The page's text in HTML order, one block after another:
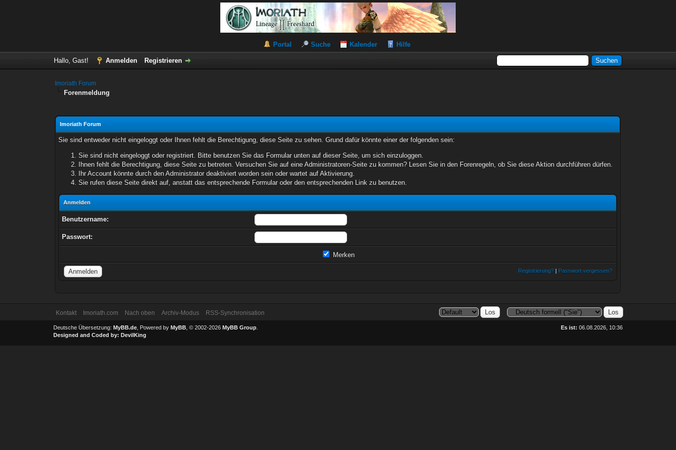
Portal Suche Kalender Hilfe
Hallo, Gast! Anmelden Registrieren
Imoriath Forum
Forenmeldung
Imoriath Forum
Sie sind entweder nicht eingeloggt oder Ihnen fehlt die Berechtigung, diese Seite zu sehen. Grund dafür könnte einer der folgenden sein:
Sie sind nicht eingeloggt oder registriert. Bitte benutzen Sie das Formular unten auf dieser Seite, um sich einzuloggen.
Ihnen fehlt die Berechtigung, diese Seite zu betreten. Versuchen Sie auf eine Administratoren-Seite zu kommen? Lesen Sie in den Forenregeln, ob Sie diese Aktion durchführen dürfen.
Ihr Account könnte durch den Administrator deaktiviert worden sein oder wartet auf Aktivierung.
Sie rufen diese Seite direkt auf, anstatt das entsprechende Formular oder den entsprechenden Link zu benutzen.
Anmelden
Benutzername:
Passwort:
Merken
Registrierung? | Passwort vergessen?
Kontakt Imoriath.com Nach oben Archiv-Modus RSS-Synchronisation
Es ist: 06.08.2026, 10:36
Deutsche Übersetzung: MyBB.de, Powered by MyBB, © 2002-2026 MyBB Group.
Designed and Coded by: DevilKing